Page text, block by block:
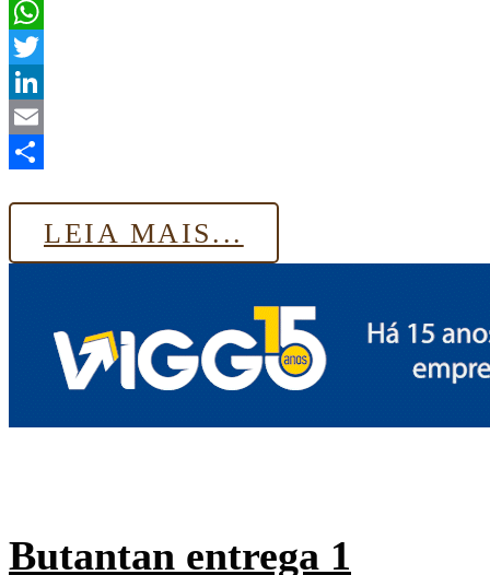
Facebook
WhatsApp
Twitter
LinkedIn
Email
LEIA MAIS...
Butantan entrega 1